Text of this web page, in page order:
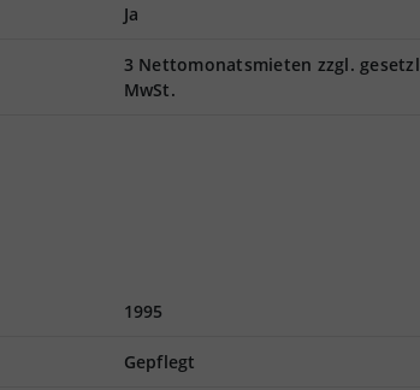
Ja
3 Nettomonatsmieten zzgl.
MwSt.
1995
Gepflegt